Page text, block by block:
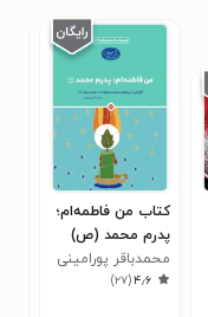
کتاب من فاطمه‌ام؛
پدرم محمد (ص)
محمدباقر پورامینی
۴٫۶(۲۷)